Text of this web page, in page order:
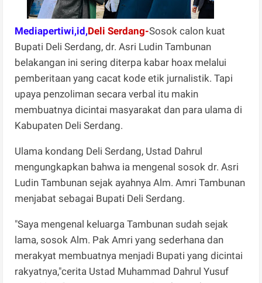
Mediapertiwi,id,Deli Serdang-Sosok calon kuat
Bupati Deli Serdang, dr. Asri Ludin Tambunan
belakangan ini sering diterpa kabar hoax melalui
pemberitaan yang cacat kode etik jurnalistik. Tapi
upaya penzoliman secara verbal itu makin
membuatnya dicintai masyarakat dan para ulama di
Kabupaten Deli Serdang.
Ulama kondang Deli Serdang, Ustad Dahrul
mengungkapkan bahwa ia mengenal sosok dr. Asri
Ludin Tambunan sejak ayahnya Alm. Amri Tambunan
menjabat sebagai Bupati Deli Serdang.
"Saya mengenal keluarga Tambunan sudah sejak
lama, sosok Alm. Pak Amri yang sederhana dan
merakyat membuatnya menjadi Bupati yang dicintai
rakyatnya,"cerita Ustad Muhammad Dahrul Yusuf